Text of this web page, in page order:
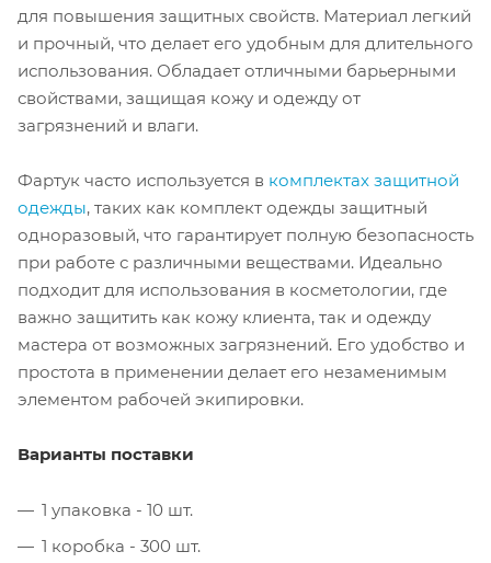
для повышения защитных свойств. Материал легкий
и прочный, что делает его удобным для длительного
использования. Обладает отличными барьерными
свойствами, защищая кожу и одежду от
загрязнений и влаги.
Фартук часто используется в комплектах защитной
одежды, таких как комплект одежды защитный
одноразовый, что гарантирует полную безопасность
при работе с различными веществами. Идеально
подходит для использования в косметологии, где
важно защитить как кожу клиента, так и одежду
мастера от возможных загрязнений. Его удобство и
простота в применении делает его незаменимым
элементом рабочей экипировки.
Варианты поставки
1 упаковка - 10 шт.
1 коробка - 300 шт.